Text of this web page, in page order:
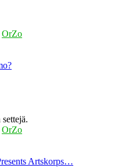
OrZo
OrZo
Artskorps…